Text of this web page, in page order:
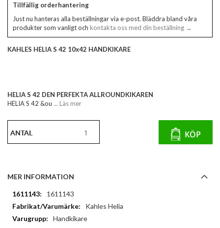
Tillfällig orderhantering
Just nu hanteras alla beställningar via e-post. Bläddra bland våra
produkter som vanligt och kontakta oss med din beställning →
KAHLES HELIA S 42 10x42 HANDKIKARE
HELIA S 42 DEN PERFEKTA ALLROUNDKIKAREN
HELIA S 42 &ou ... Läs mer
ANTAL KÖP
MER INFORMATION
Mer
information
1611143
Kahles Helia
Handkikare